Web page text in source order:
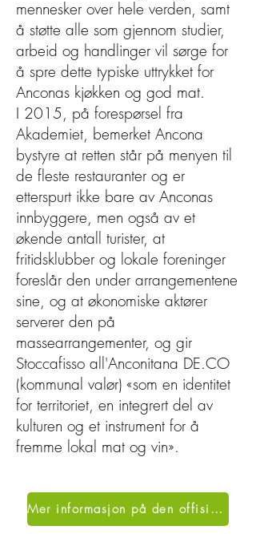
mennesker over hele verden, samt
å støtte alle som gjennom studier,
arbeid og handlinger vil sørge for
å spre dette typiske uttrykket for
Anconas kjøkken og god mat.
I 2015, på forespørsel fra
Akademiet, bemerket Ancona
bystyre at retten står på menyen til
de fleste restauranter og er
etterspurt ikke bare av Anconas
innbyggere, men også av et
økende antall turister, at
fritidsklubber og lokale foreninger
foreslår den under arrangementene
sine, og at økonomiske aktører
serverer den på
massearrangementer, og gir
Stoccafisso all'Anconitana DE.CO
(kommunal valør) «som en identitet
for territoriet, en integrert del av
kulturen og et instrument for å
fremme lokal mat og vin».
Mer informasjon på den offisielle nettsiden